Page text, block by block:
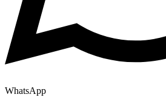
WhatsApp